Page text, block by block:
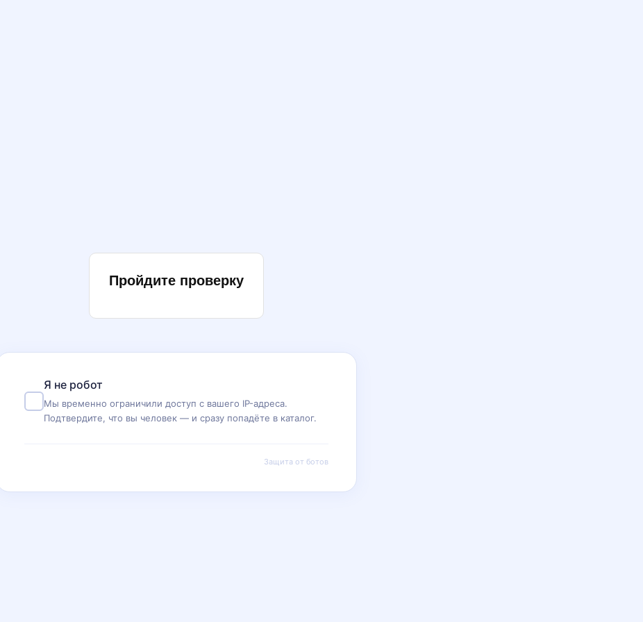
Пройдите проверку
Я не робот
Мы временно ограничили доступ с вашего IP-адреса.
Подтвердите, что вы человек — и сразу попадёте в каталог.
Защита от ботов